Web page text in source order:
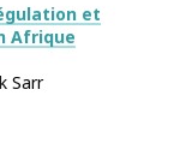
et
Afrique
Sarr